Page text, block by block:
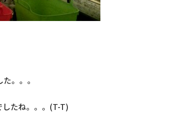
。。。
たね。。。(T-T)